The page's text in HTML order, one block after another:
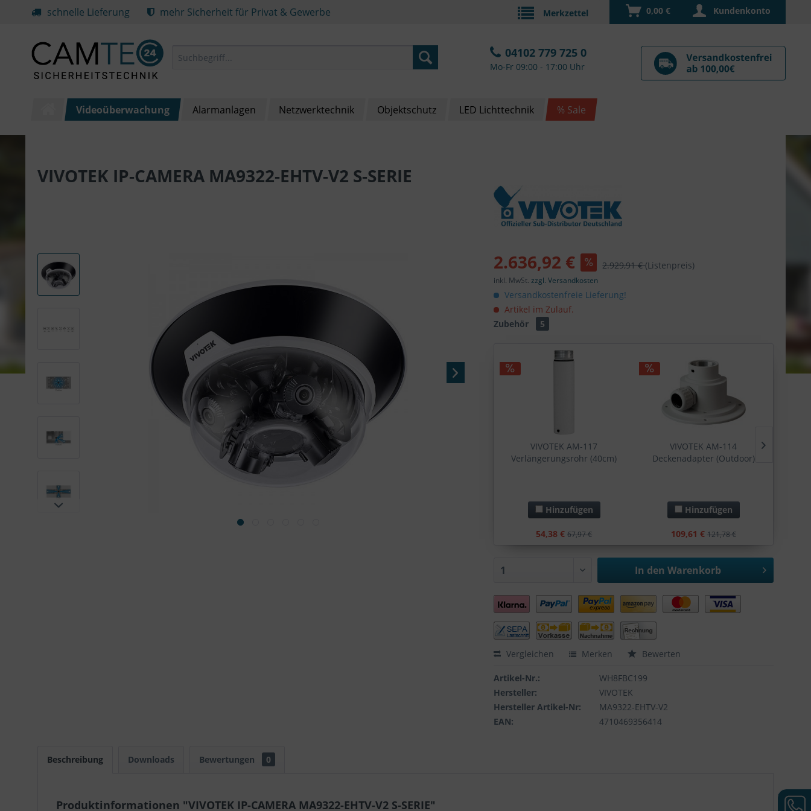
schnelle Lieferung mehr Sicherheit für Privat & Gewerbe Kundenkonto
0,00 €
04102 779 725 0
Mo-Fr 09:00 - 17:00 Uhr
Videoüberwachung Alarmanlagen Netzwerktechnik Objektschutz LED Lichttechnik % Sale
VIVOTEK IP-CAMERA MA9322-EHTV-V2 S-SERIE
2.636,92 € 2.929,91 €(Listenpreis)
inkl. MwSt.zzgl. Versandkosten
Versandkostenfreie Lieferung!
Artikel im Zulauf.
Zubehör
5
VIVOTEK AM-117
Verlängerungsrohr (40cm)
Hinzufügen
54,38 € 67,97 €
VIVOTEK AM-114
Deckenadapter (Outdoor)
Hinzufügen
109,61 € 121,78 €
In den Warenkorb
Vergleichen Merken Bewerten
Artikel-Nr.:
WH8FBC199
Hersteller:
VIVOTEK
Hersteller Artikel-Nr:
MA9322-EHTV-V2
EAN:
4710469356414
Beschreibung Downloads Bewertungen 0
Produktinformationen "VIVOTEK IP-CAMERA MA9322-EHTV-V2 S-SERIE"